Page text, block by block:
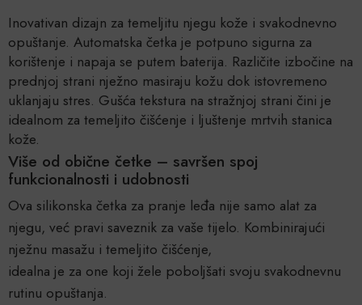
Inovativan dizajn za temeljitu njegu kože i svakodnevno
opuštanje. Automatska četka je potpuno sigurna za
korištenje i napaja se putem baterija. Različite izbočine na
prednjoj strani nježno masiraju kožu dok istovremeno
uklanjaju stres. Gušća tekstura na stražnjoj strani čini je
idealnom za temeljito čišćenje i ljuštenje mrtvih stanica
kože.
Više od obične četke – savršen spoj
funkcionalnosti i udobnosti
Ova silikonska četka za pranje leđa nije samo alat za
njegu, već pravi saveznik za vaše tijelo. Kombinirajući
nježnu masažu i temeljito čišćenje,
idealna je za one koji žele poboljšati svoju svakodnevnu
rutinu opuštanja.